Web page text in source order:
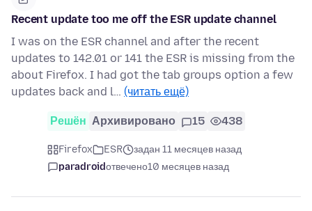
Recent update too me off the ESR update channel
I was on the ESR channel and after the recent
updates to 142.01 or 141 the ESR is missing from the
about Firefox. I had got the tab groups option a few
updates back and l… (читать ещё)
Решён Архивировано 15 438
Firefox ESR
задан 11 месяцев назад
paradroidотвечено10 месяцев назад